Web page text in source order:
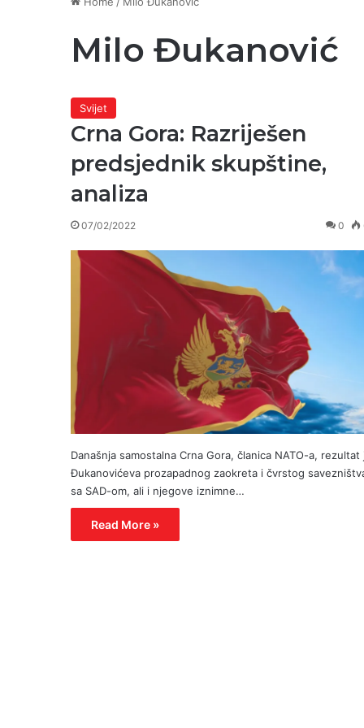
Milo Đukanović
Svijet
Crna Gora: Razriješen
predsjednik skupštine,
analiza
07/02/2022 0
Današnja samostalna Crna Gora, članica NATO-a, rezultat
Đukanovićeva prozapadnog zaokreta i čvrstog
sa SAD-om, ali i njegove iznimne…
Read More »